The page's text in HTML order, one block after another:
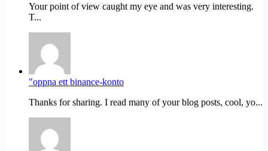
Your point of view caught my eye and was very interesting.
T...
"oppna ett binance-konto
Thanks for sharing. I read many of your blog posts, cool, yo...